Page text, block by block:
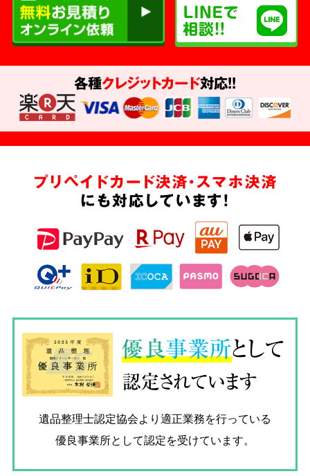
各種クレジットカード対応!!
プリペイドカード決済・スマホ決済
にも対応しています!
優良事業所として
認定されています
遺品整理士認定協会より適正業務を行っている
優良事業所として認定を受けています。